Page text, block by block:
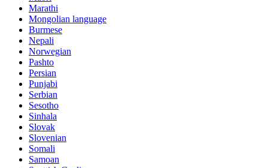
Marathi
Mongolian language
Burmese
Nepali
Norwegian
Pashto
Persian
Punjabi
Serbian
Sesotho
Sinhala
Slovak
Slovenian
Somali
Samoan